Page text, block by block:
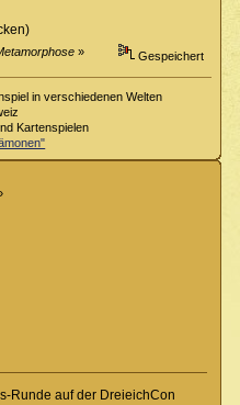
» Gespeichert
in verschiedenen Welten
Kartenspielen
Runde auf der DreieichCon